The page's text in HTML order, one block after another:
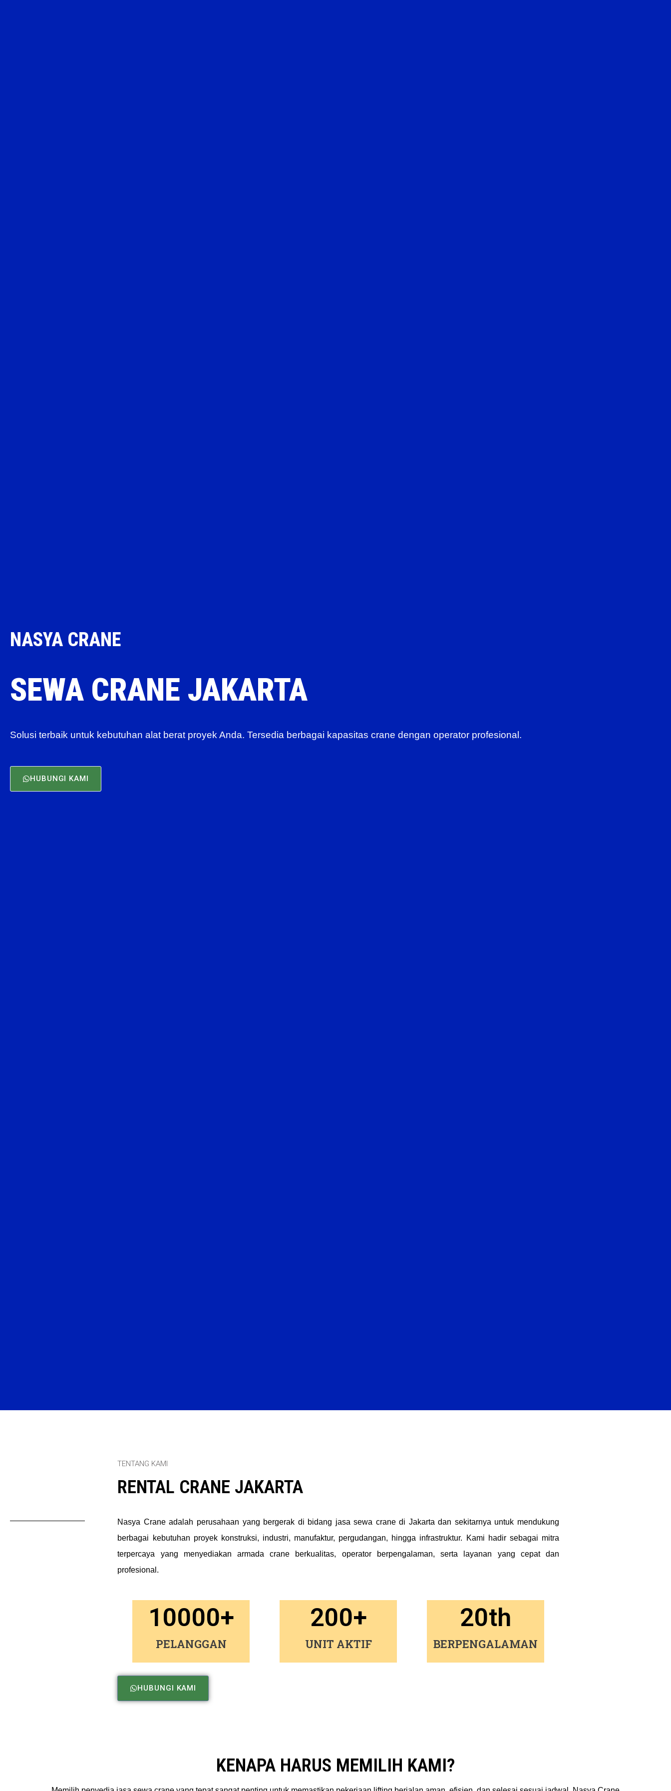
NASYA CRANE
SEWA CRANE JAKARTA
Solusi terbaik untuk kebutuhan alat berat proyek Anda. Tersedia berbagai kapasitas crane dengan operator profesional.
HUBUNGI KAMI
TENTANG KAMI
RENTAL CRANE JAKARTA
Nasya Crane adalah perusahaan yang bergerak di bidang jasa sewa crane di Jakarta dan sekitarnya untuk mendukung
berbagai kebutuhan proyek konstruksi, industri, manufaktur, pergudangan, hingga infrastruktur. Kami hadir sebagai mitra
terpercaya yang menyediakan armada crane berkualitas, operator berpengalaman, serta layanan yang cepat dan
profesional.
PELANGGAN
10000+
UNIT AKTIF
200+
BERPENGALAMAN
20th
HUBUNGI KAMI
KENAPA HARUS MEMILIH KAMI?